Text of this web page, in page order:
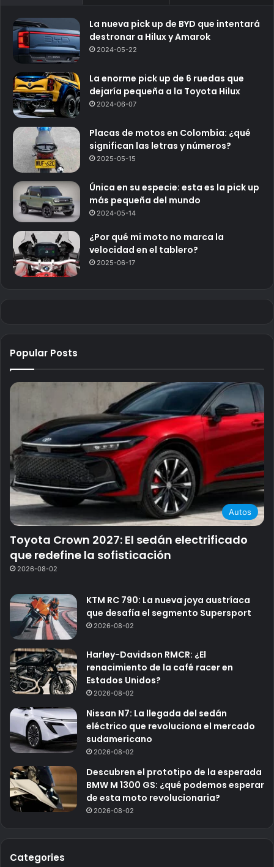
La nueva pick up de BYD que intentará
destronar a Hilux y Amarok
2024-05-22
La enorme pick up de 6 ruedas que
dejaría pequeña a la Toyota Hilux
2024-06-07
Placas de motos en Colombia: ¿qué
significan las letras y números?
2025-05-15
Única en su especie: esta es la pick up
más pequeña del mundo
2024-05-14
¿Por qué mi moto no marca la
velocidad en el tablero?
2025-06-17
Popular Posts
Autos
Toyota Crown 2027: El sedán electrificado
que redefine la sofisticación
2026-08-02
KTM RC 790: La nueva joya austríaca
que desafía el segmento Supersport
2026-08-02
Harley-Davidson RMCR: ¿El
renacimiento de la café racer en
Estados Unidos?
2026-08-02
Nissan N7: La llegada del sedán
eléctrico que revoluciona el mercado
sudamericano
2026-08-02
Descubren el prototipo de la esperada
BMW M 1300 GS: ¿qué podemos esperar
de esta moto revolucionaria?
2026-08-02
Categories